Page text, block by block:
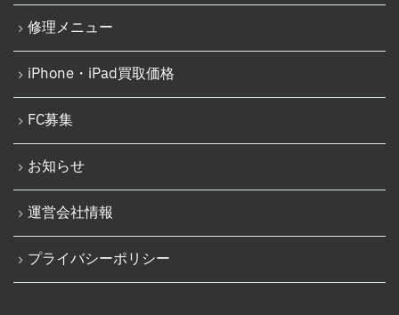
Nintendo Switch基板破損修理（重度）
iPod修理実績
iPodバッテリー交換
パソコン修理実績
パソコン液晶パネル交換修理
パソコンバッテリー交換
パソコンその他部品修理
iPhone 15 Pro
iPhone 15 Pro Max
iPhone 16
iPhone 16 Plus
iPhone 16 Pro
iPhone 16 Pro Max
iPhone 17
修理メニュー
iPhone・iPad買取価格
FC募集
お知らせ
運営会社情報
プライバシーポリシー